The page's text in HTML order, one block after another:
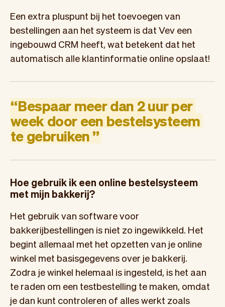
Een extra pluspunt bij het toevoegen van
bestellingen aan het systeem is dat Vev een
ingebouwd CRM heeft, wat betekent dat het
automatisch alle klantinformatie online opslaat!
“Bespaar meerdan 2uurper
week door een bestelsysteem
tegebruiken”
Hoe gebruik ik een online bestelsysteem
met mijn bakkerij?
Het gebruik van software voor
bakkerijbestellingen is niet zo ingewikkeld. Het
begint allemaal met het opzetten van je online
winkel met basisgegevens over je bakkerij.
Zodra je winkel helemaal is ingesteld, is het aan
te raden om een testbestelling te maken, omdat
je dan kunt controleren of alles werkt zoals